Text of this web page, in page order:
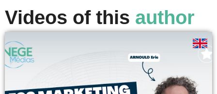
Videos of this author